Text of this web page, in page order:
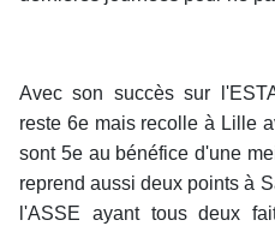
Avec son succès sur
reste 6e mais recolle à Lille
sont 5e au bénéfice d'une
reprend aussi deux points à
l'ASSE ayant tous deux